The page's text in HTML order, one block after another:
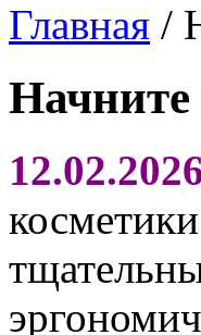
Главная /
Начните